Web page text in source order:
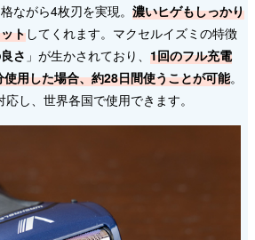
ながら4枚刃を実現。 濃いヒゲもしっかり
トしてくれます。マクセルイズミの特徴
さ 」が生かされており、 1回のフル充電
用した場合、約28日間使うことが可能。
し、世界各国で使用できます。